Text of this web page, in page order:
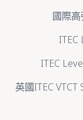
國際
ITEC
ITEC
英國ITEC